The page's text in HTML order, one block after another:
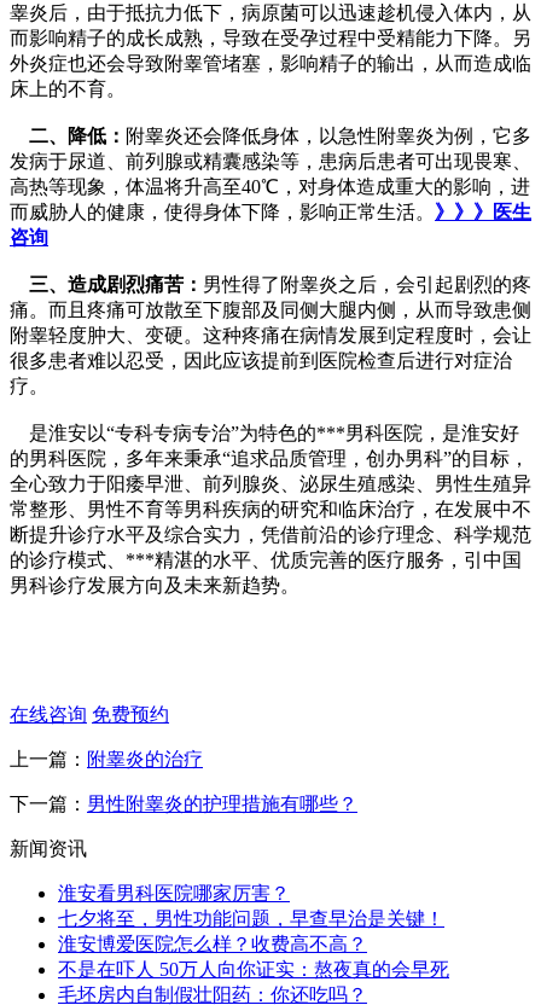
睾炎后，由于抵抗力低下，病原菌可以迅速趁机侵入体内，从
而影响精子的成长成熟，导致在受孕过程中受精能力下降。另
外炎症也还会导致附睾管堵塞，影响精子的输出，从而造成临
床上的不育。
二、降低： 附睾炎还会降低身体，以急性附睾炎为例，它多
发病于尿道、前列腺或精囊感染等，患病后患者可出现畏寒、
高热等现象，体温将升高至40℃，对身体造成重大的影响，进
而威胁人的健康，使得身体下降，影响正常生活。 》》》医生
咨询
三、造成剧烈痛苦： 男性得了附睾炎之后，会引起剧烈的疼
痛。而且疼痛可放散至下腹部及同侧大腿内侧，从而导致患侧
附睾轻度肿大、变硬。这种疼痛在病情发展到定程度时，会让
很多患者难以忍受，因此应该提前到医院检查后进行对症治
疗。
是淮安以“专科专病专治”为特色的***男科医院，是淮安好
的男科医院，多年来秉承“追求品质管理，创办男科”的目标，
全心致力于阳痿早泄、前列腺炎、泌尿生殖感染、男性生殖异
常整形、男性不育等男科疾病的研究和临床治疗，在发展中不
断提升诊疗水平及综合实力，凭借前沿的诊疗理念、科学规范
的诊疗模式、***精湛的水平、优质完善的医疗服务，引中国
男科诊疗发展方向及未来新趋势。
在线咨询 免费预约
上一篇： 附睾炎的治疗
下一篇： 男性附睾炎的护理措施有哪些？
新闻资讯
淮安看男科医院哪家厉害？
七夕将至，男性功能问题，早查早治是关键！
淮安博爱医院怎么样？收费高不高？
不是在吓人 50万人向你证实：熬夜真的会早死
毛坯房内自制假壮阳药：你还吃吗？